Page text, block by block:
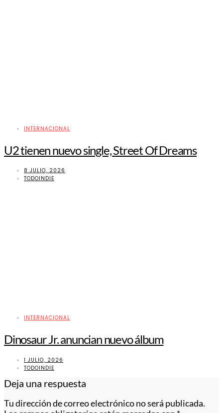
INTERNACIONAL
U2 tienen nuevo single, Street Of Dreams
8 JULIO, 2026
TODOINDIE
INTERNACIONAL
Dinosaur Jr. anuncian nuevo álbum
1 JULIO, 2026
TODOINDIE
Deja una respuesta
Tu dirección de correo electrónico no será publicada.